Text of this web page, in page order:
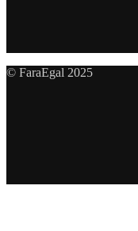
© FaraEgal 2025